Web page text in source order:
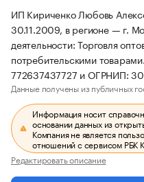
ИП Кириченко Любовь
30.11.2009, в регионе — г.
деятельности: Торговля
потребительскими
772637437727 и ОГРНИП:
Данные получены из публичных
Информация носит
основании данных из
Компания не является
отношений с сервисом РБК
Редактировать описание